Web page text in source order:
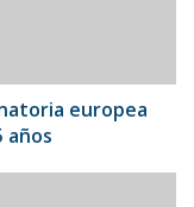
europea
años